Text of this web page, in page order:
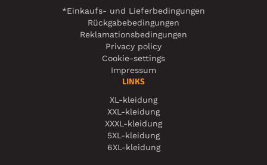
*Einkaufs- und Lieferbedingungen
Rückgabebedingungen
Reklamationsbedingungen
Privacy policy
Cookie-settings
Impressum
LINKS
XL-kleidung
XXL-kleidung
XXXL-kleidung
5XL-kleidung
6XL-kleidung